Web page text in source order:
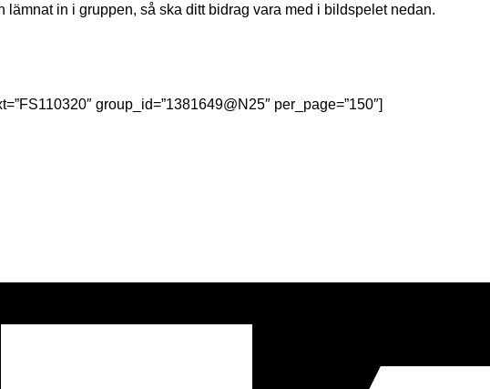
lämnat in i gruppen, så ska ditt bidrag vara med i bildspelet nedan.
group_id=”1381649@N25″ per_page=”150″]